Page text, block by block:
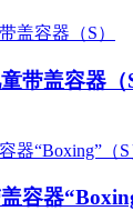
带盖容器（S
容器